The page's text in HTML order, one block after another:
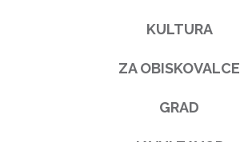
KULTURA
ZA OBISKOVALCE
GRAD